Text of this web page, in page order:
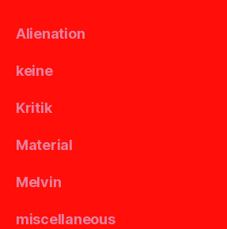
Alienation
keine
Kritik
Material
Melvin
miscellaneous